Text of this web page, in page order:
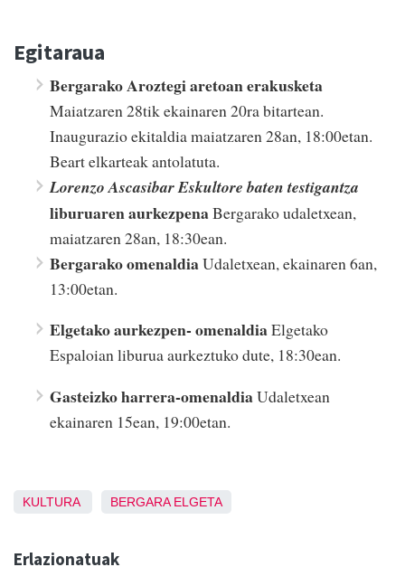
Egitaraua
Bergarako Aroztegi aretoan erakusketa
Maiatzaren 28tik ekainaren 20ra bitartean.
Inaugurazio ekitaldia maiatzaren 28an, 18:00etan.
Beart elkarteak antolatuta.
Lorenzo Ascasibar Eskultore baten testigantza
liburuaren aurkezpenaBergarako udaletxean,
maiatzaren 28an, 18:30ean.
Bergarako omenaldiaUdaletxean, ekainaren 6an,
13:00etan.
Elgetako aurkezpen- omenaldiaElgetako
Espaloian liburua aurkeztuko dute, 18:30ean.
Gasteizko harrera-omenaldiaUdaletxean
ekainaren 15ean, 19:00etan.
KULTURA BERGARA ELGETA
Erlazionatuak